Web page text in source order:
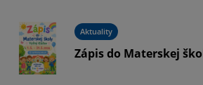
Aktuality
Zápis do Materskej